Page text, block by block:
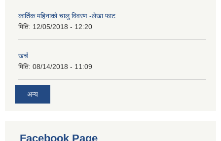
कार्तिक महिनाको चालु विवरण -लेखा फाट
मिति: 12/05/2018 - 12:20
खर्च
मिति: 08/14/2018 - 11:09
अन्य
Facebook Page